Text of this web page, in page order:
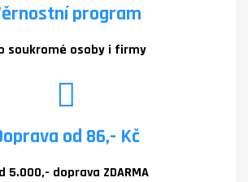
program
soukromé osoby i firmy
od 86,- Kč
5.000,- doprava ZDARMA